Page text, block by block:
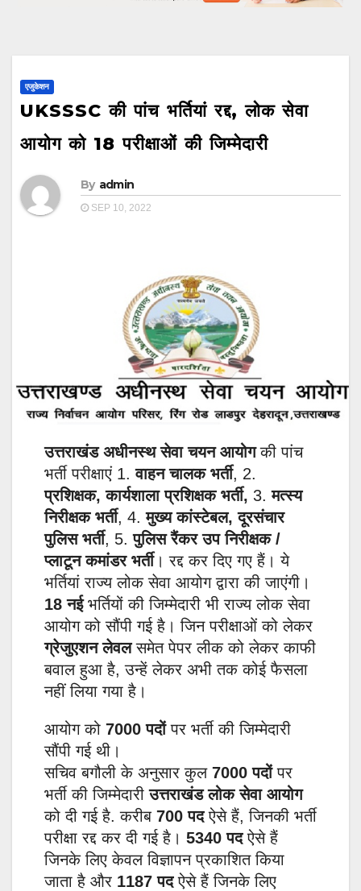
एजुकेशन
UKSSSC की पांच भर्तियां रद्द, लोक सेवा
आयोग को 18 परीक्षाओं की जिम्मेदारी
By admin
SEP 10, 2022
उत्तराखंड अधीनस्थ सेवा चयन आयोगकी पांच
भर्ती परीक्षाएं 1.वाहन चालक भर्ती, 2.
प्रशिक्षक, कार्यशाला प्रशिक्षक भर्ती, 3.मत्स्य
निरीक्षक भर्ती, 4.मुख्य कांस्टेबल, दूरसंचार
पुलिस भर्ती, 5.पुलिस रैंकर उप निरीक्षक /
प्लाटून कमांडर भर्ती। रद्द कर दिए गए हैं। ये
भर्तियां राज्य लोक सेवा आयोग द्वारा की जाएंगी।
18 नईभर्तियों की जिम्मेदारी भी राज्य लोक सेवा
आयोग को सौंपी गई है। जिन परीक्षाओं को लेकर
ग्रेजुएशन लेवलसमेत पेपर लीक को लेकर काफी
बवाल हुआ है, उन्हें लेकर अभी तक कोई फैसला
नहीं लिया गया है।
आयोग को 7000 पदोंपर भर्ती की जिम्मेदारी
सौंपी गई थी।
सचिव बगौली के अनुसार कुल 7000 पदोंपर
भर्ती की जिम्मेदारीउत्तराखंड लोक सेवा आयोग
को दी गई है. करीब 700 पदऐसे हैं, जिनकी भर्ती
परीक्षा रद्द कर दी गई है। 5340 पदऐसे हैं
जिनके लिए केवल विज्ञापन प्रकाशित किया
जाता है और 1187 पदऐसे हैं जिनके लिए